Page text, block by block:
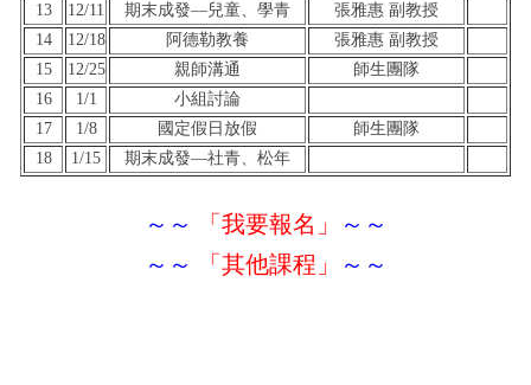
13
12/11 期末成發—兒童、學青
張雅惠 副教授
14
12/18 阿德勒教養
張雅惠 副教授
15
12/25 親師溝通
師生團隊
16
1/1
小組討論
17
1/8 國定假日放假
師生團隊
18
1/15 期末成發—社青、松年
～～ 「我要報名」
～～
～～
「其他課程」 ～～